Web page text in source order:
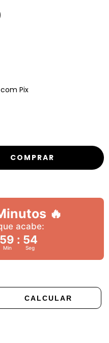
Pix
🔥
acabe:
59 : 53
Min Seg
CALCULAR